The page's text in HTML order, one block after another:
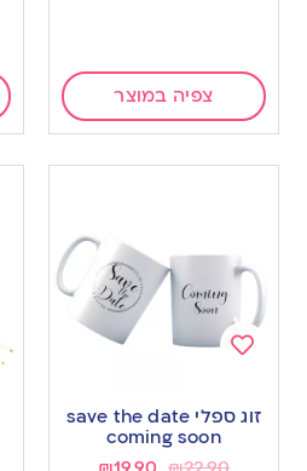
צפיה במוצר
to
wishlist
זוג ספלי save the date
coming soon